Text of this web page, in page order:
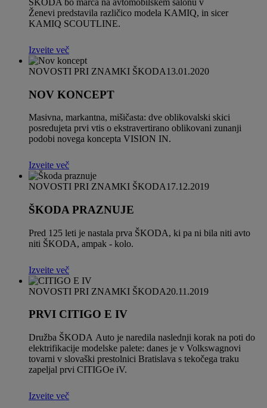
Ženevi predstavila različico modela KAMIQ, in sicer
KAMIQ SCOUTLINE.
Izveite več
NOVOSTI PRI ZNAMKI ŠKODA13.01.2020
NOV KONCEPT
Masivna, markantna, mišičasta: dve oblikovalski skici
posredujeta prvi vtis o ekstravertirano oblikovani zunanji
podobi novega koncepta VISION IN.
Izveite več
NOVOSTI PRI ZNAMKI ŠKODA17.12.2019
ŠKODA PRAZNUJE
Pred 125 leti je nastala prva ŠKODA, ki pa ni bila niti avto
niti ŠKODA, ampak - kolo.
Izveite več
NOVOSTI PRI ZNAMKI ŠKODA20.11.2019
PRVI CITIGO E IV
Družba ŠKODA Auto je naredila naslednji korak na poti do
elektrifikacije modelske palete: danes je v Volkswagnovi
tovarni v slovaški prestolnici Bratislava s tekočega traku
zapeljal prvi CITIGOe iV.
Izveite več